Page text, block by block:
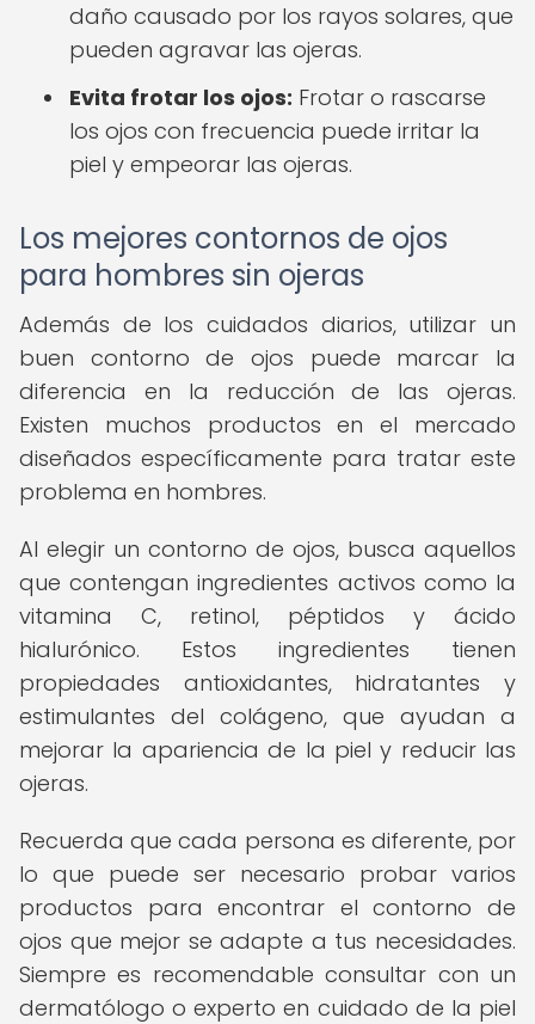
daño causado por los rayos solares, que
pueden agravar las ojeras.
Evita frotar los ojos: Frotar o rascarse
los ojos con frecuencia puede irritar la
piel y empeorar las ojeras.
Los mejores contornos de ojos
para hombres sin ojeras
Además de los cuidados diarios, utilizar un
buen contorno de ojos puede marcar la
diferencia en la reducción de las ojeras.
Existen muchos productos en el mercado
diseñados específicamente para tratar este
problema en hombres.
Al elegir un contorno de ojos, busca aquellos
que contengan ingredientes activos como la
vitamina C, retinol, péptidos y ácido
hialurónico. Estos ingredientes tienen
propiedades antioxidantes, hidratantes y
estimulantes del colágeno, que ayudan a
mejorar la apariencia de la piel y reducir las
ojeras.
Recuerda que cada persona es diferente, por
lo que puede ser necesario probar varios
productos para encontrar el contorno de
ojos que mejor se adapte a tus necesidades.
Siempre es recomendable consultar con un
dermatólogo o experto en cuidado de la piel